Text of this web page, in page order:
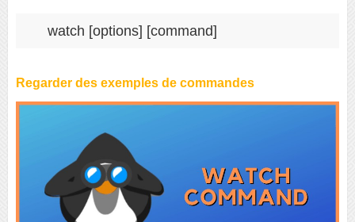
watch [options] [command]
Regarder des exemples de commandes